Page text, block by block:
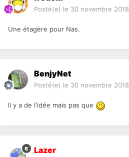
Posté(e) le 30 novembre 2018
Une étagère pour Nas.
BenjyNet
Posté(e) le 30 novembre 2018
ll y a de l'idée mais pas que
Lazer